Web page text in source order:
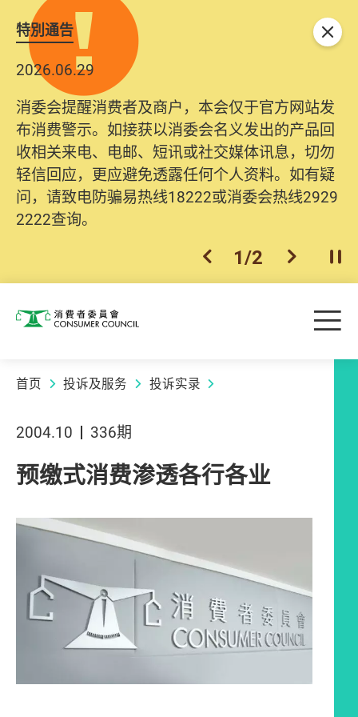
特別通告
2026.06.29
消委会提醒消费者及商户，本会仅于官方网站发
布消费警示。如接获以消委会名义发出的产品回
收相关来电、电邮、短讯或社交媒体讯息，切勿
轻信回应，更应避免透露任何个人资料。如有疑
问，请致电防骗易热线18222或消委会热线2929
2222查询。
上一个
1/2 下一个开
关闭
消费者委员会 目
首页 投诉及服务 投诉实录
2004.10 336期
预缴式消费渗透各行各业